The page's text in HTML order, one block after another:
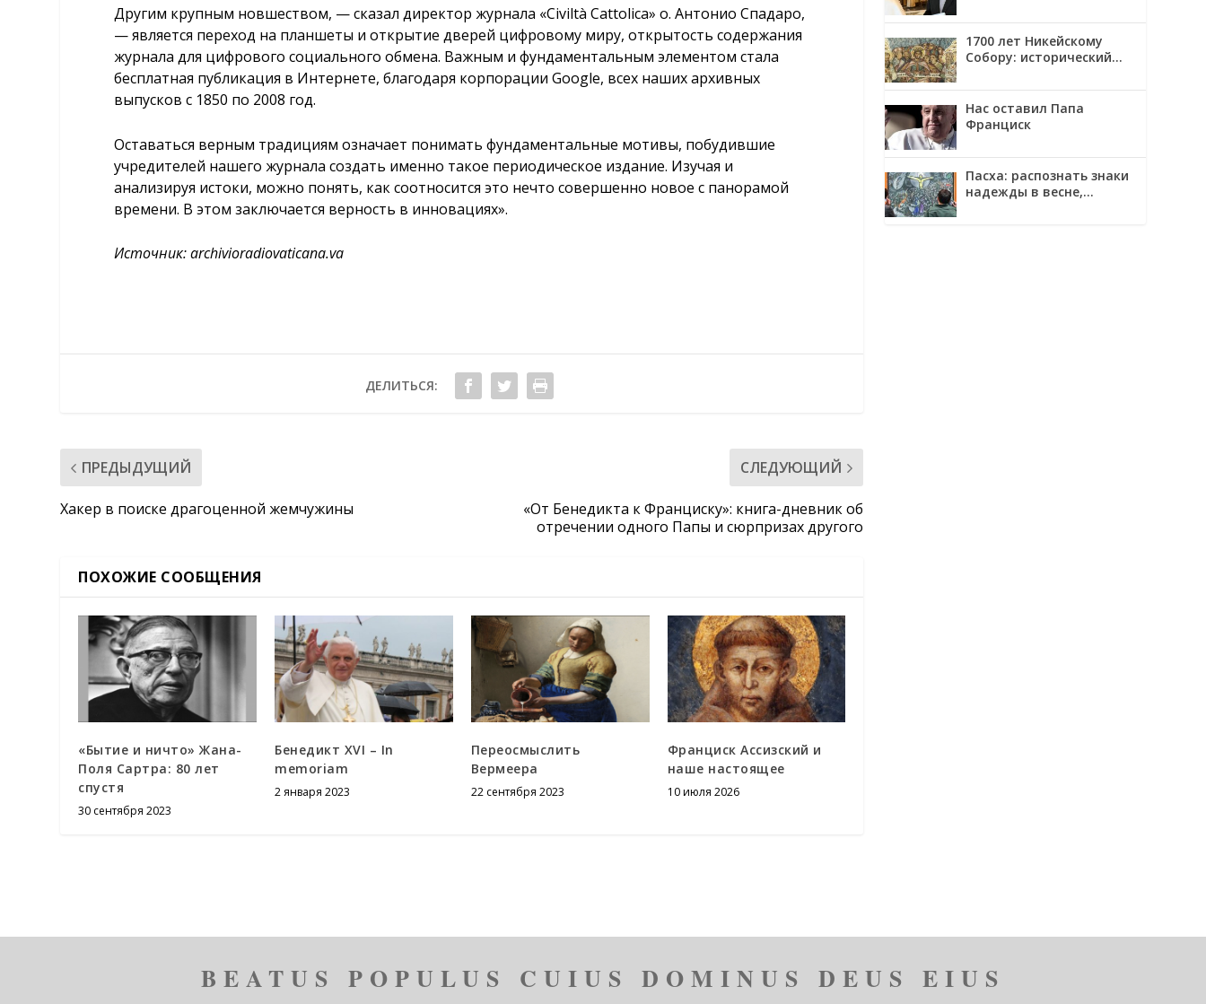
Другим крупным новшеством, — сказал директор журнала «Civiltà Cattolica» о. Антонио Спадаро,
— является переход на планшеты и открытие дверей цифровому миру, открытость содержания
журнала для цифрового социального обмена. Важным и фундаментальным элементом стала
бесплатная публикация в Интернете, благодаря корпорации Google, всех наших архивных
выпусков с 1850 по 2008 год.
Оставаться верным традициям означает понимать фундаментальные мотивы, побудившие
учредителей нашего журнала создать именно такое периодическое издание. Изучая и
анализируя истоки, можно понять, как соотносится это нечто совершенно новое с панорамой
времени. В этом заключается верность в инновациях».
Источник:archivioradiovaticana.va
ДЕЛИТЬСЯ:
ПРЕДЫДУЩИЙ
Хакер в поиске драгоценной жемчужины
СЛЕДУЮЩИЙ
«От Бенедикта к Франциску»: книга-дневник об
отречении одного Папы и сюрпризах другого
ПОХОЖИЕ СООБЩЕНИЯ
«Бытие и ничто» Жана-
Поля Сартра: 80 лет
спустя
30 сентября 2023
Бенедикт XVI – In
memoriam
2 января 2023
Переосмыслить
Вермеера
22 сентября 2023
Франциск Ассизский и
наше настоящее
10 июля 2026
Христа
1700 лет Никейскому
Собору: исторический
решения
Нас оставил Папа
Франциск
Пасха: распознать знаки
надежды в весне,
BEATUS POPULUS CUIUS DOMINUS DEUS EIUS